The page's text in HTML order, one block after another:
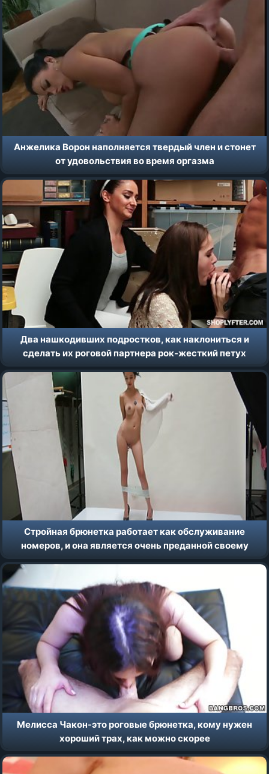
Анжелика Ворон наполняется твердый член и стонет
от удовольствия во время оргазма
Два нашкодивших подростков, как наклониться и
сделать их роговой партнера рок-жесткий петух
Стройная брюнетка работает как обслуживание
номеров, и она является очень преданной своему
делу
Мелисса Чакон-это роговые брюнетка, кому нужен
хороший трах, как можно скорее